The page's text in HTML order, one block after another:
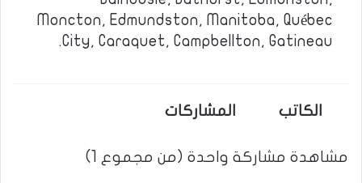
Moncton, Edmundston, Manitoba, Québec
City, Caraquet, Campbellton, Gatineau.
الكاتب المشاركات
مشاهدة مشاركة واحدة (من مجموع 1)